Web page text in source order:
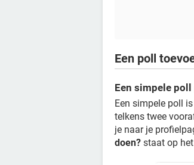
Een poll
Een simpele
Een simpele poll
telkens twee
je naar je
doen? staat op het